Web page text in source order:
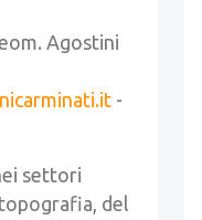
Agostini
-
settori
del